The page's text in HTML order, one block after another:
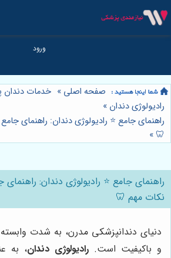
صفحه اصلی » خدمات دندان
رادیولوژی دندان »
راهنمای جامع ⭐️ رادیولوژی دندان: راهنمای
🦷
»
راهنمای جامع ⭐️ رادیولوژی دندان: راهنمای
نکات مهم 🦷
دنیای دندانپزشکی مدرن، به شدت
و باکیفیت است. رادیولوژی دندان، به